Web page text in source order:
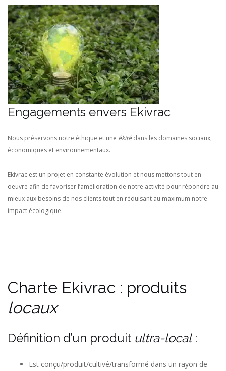
Engagements envers Ekivrac
Nous préservons notre éthique et une ékité dans les domaines sociaux,
économiques et environnementaux.
Ekivrac est un projet en constante évolution et nous mettons tout en
oeuvre afin de favoriser l’amélioration de notre activité pour répondre au
mieux aux besoins de nos clients tout en réduisant au maximum notre
impact écologique.
Charte Ekivrac : produits
locaux
Définition d’un produit ultra-local:
Est conçu/produit/cultivé/transformé dans un rayon de